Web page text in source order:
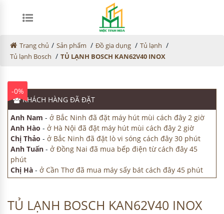
Trang chủ / Sản phẩm / Đồ gia dụng / Tủ lạnh /
Tủ lạnh Bosch / TỦ LẠNH BOSCH KAN62V40 INOX
-0%
KHÁCH HÀNG ĐÃ ĐẶT
Anh Nam - ở Bắc Ninh đã đặt máy hút mùi cách đây 2 giờ
Anh Hào - ở Hà Nội đã đặt máy hút mùi cách đây 2 giờ
Chị Thảo - ở Bắc Ninh đã đặt lò vi sóng cách đây 30 phút
Anh Tuấn - ở Đồng Nai đã mua bếp điện từ cách đây 45
phút
Chị Hà - ở Cần Thơ đã mua máy sấy bát cách đây 45 phút
TỦ LẠNH BOSCH KAN62V40 INOX